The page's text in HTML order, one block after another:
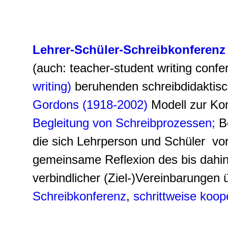
Lehrer-Schüler-Schreibkonferenz
(auch: teacher-student writing
writing) beruhenden
Gordons (1918-2002) Modell zur
Begleitung von Schreibprozessen;
die sich Lehrperson und Schüler
gemeinsame Reflexion des bis
verbindlicher (Ziel-
Schreibkonferenz, schrittweise